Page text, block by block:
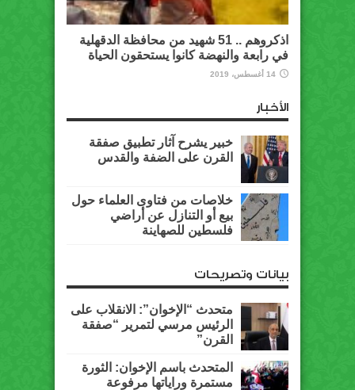
اذكروهم .. 51 شهيد من محافظة الدقهلية
في رابعة والنهضة كانوا يستحقون الحياة
14 أغسطس، 2019
الأخبار
خبير يشرح آثار تطبيق صفقة
القرن على الضفة والقدس
خلاصات من فتاوى العلماء حول
بيع أو التنازل عن أراضي
فلسطين للصهاينة
بيانات وتصريحات
متحدث “الإخوان”: الانقلاب على
الرئيس مرسي لتمرير “صفقة
القرن”
المتحدث باسم الإخوان: الثورة
مستمرة وراياتها مرفوعة